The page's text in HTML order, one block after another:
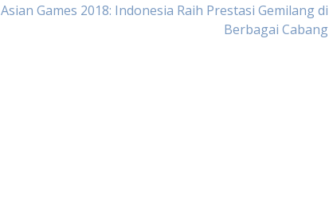
Asian Games 2018: Indonesia Raih Prestasi Gemilang di
Berbagai Cabang